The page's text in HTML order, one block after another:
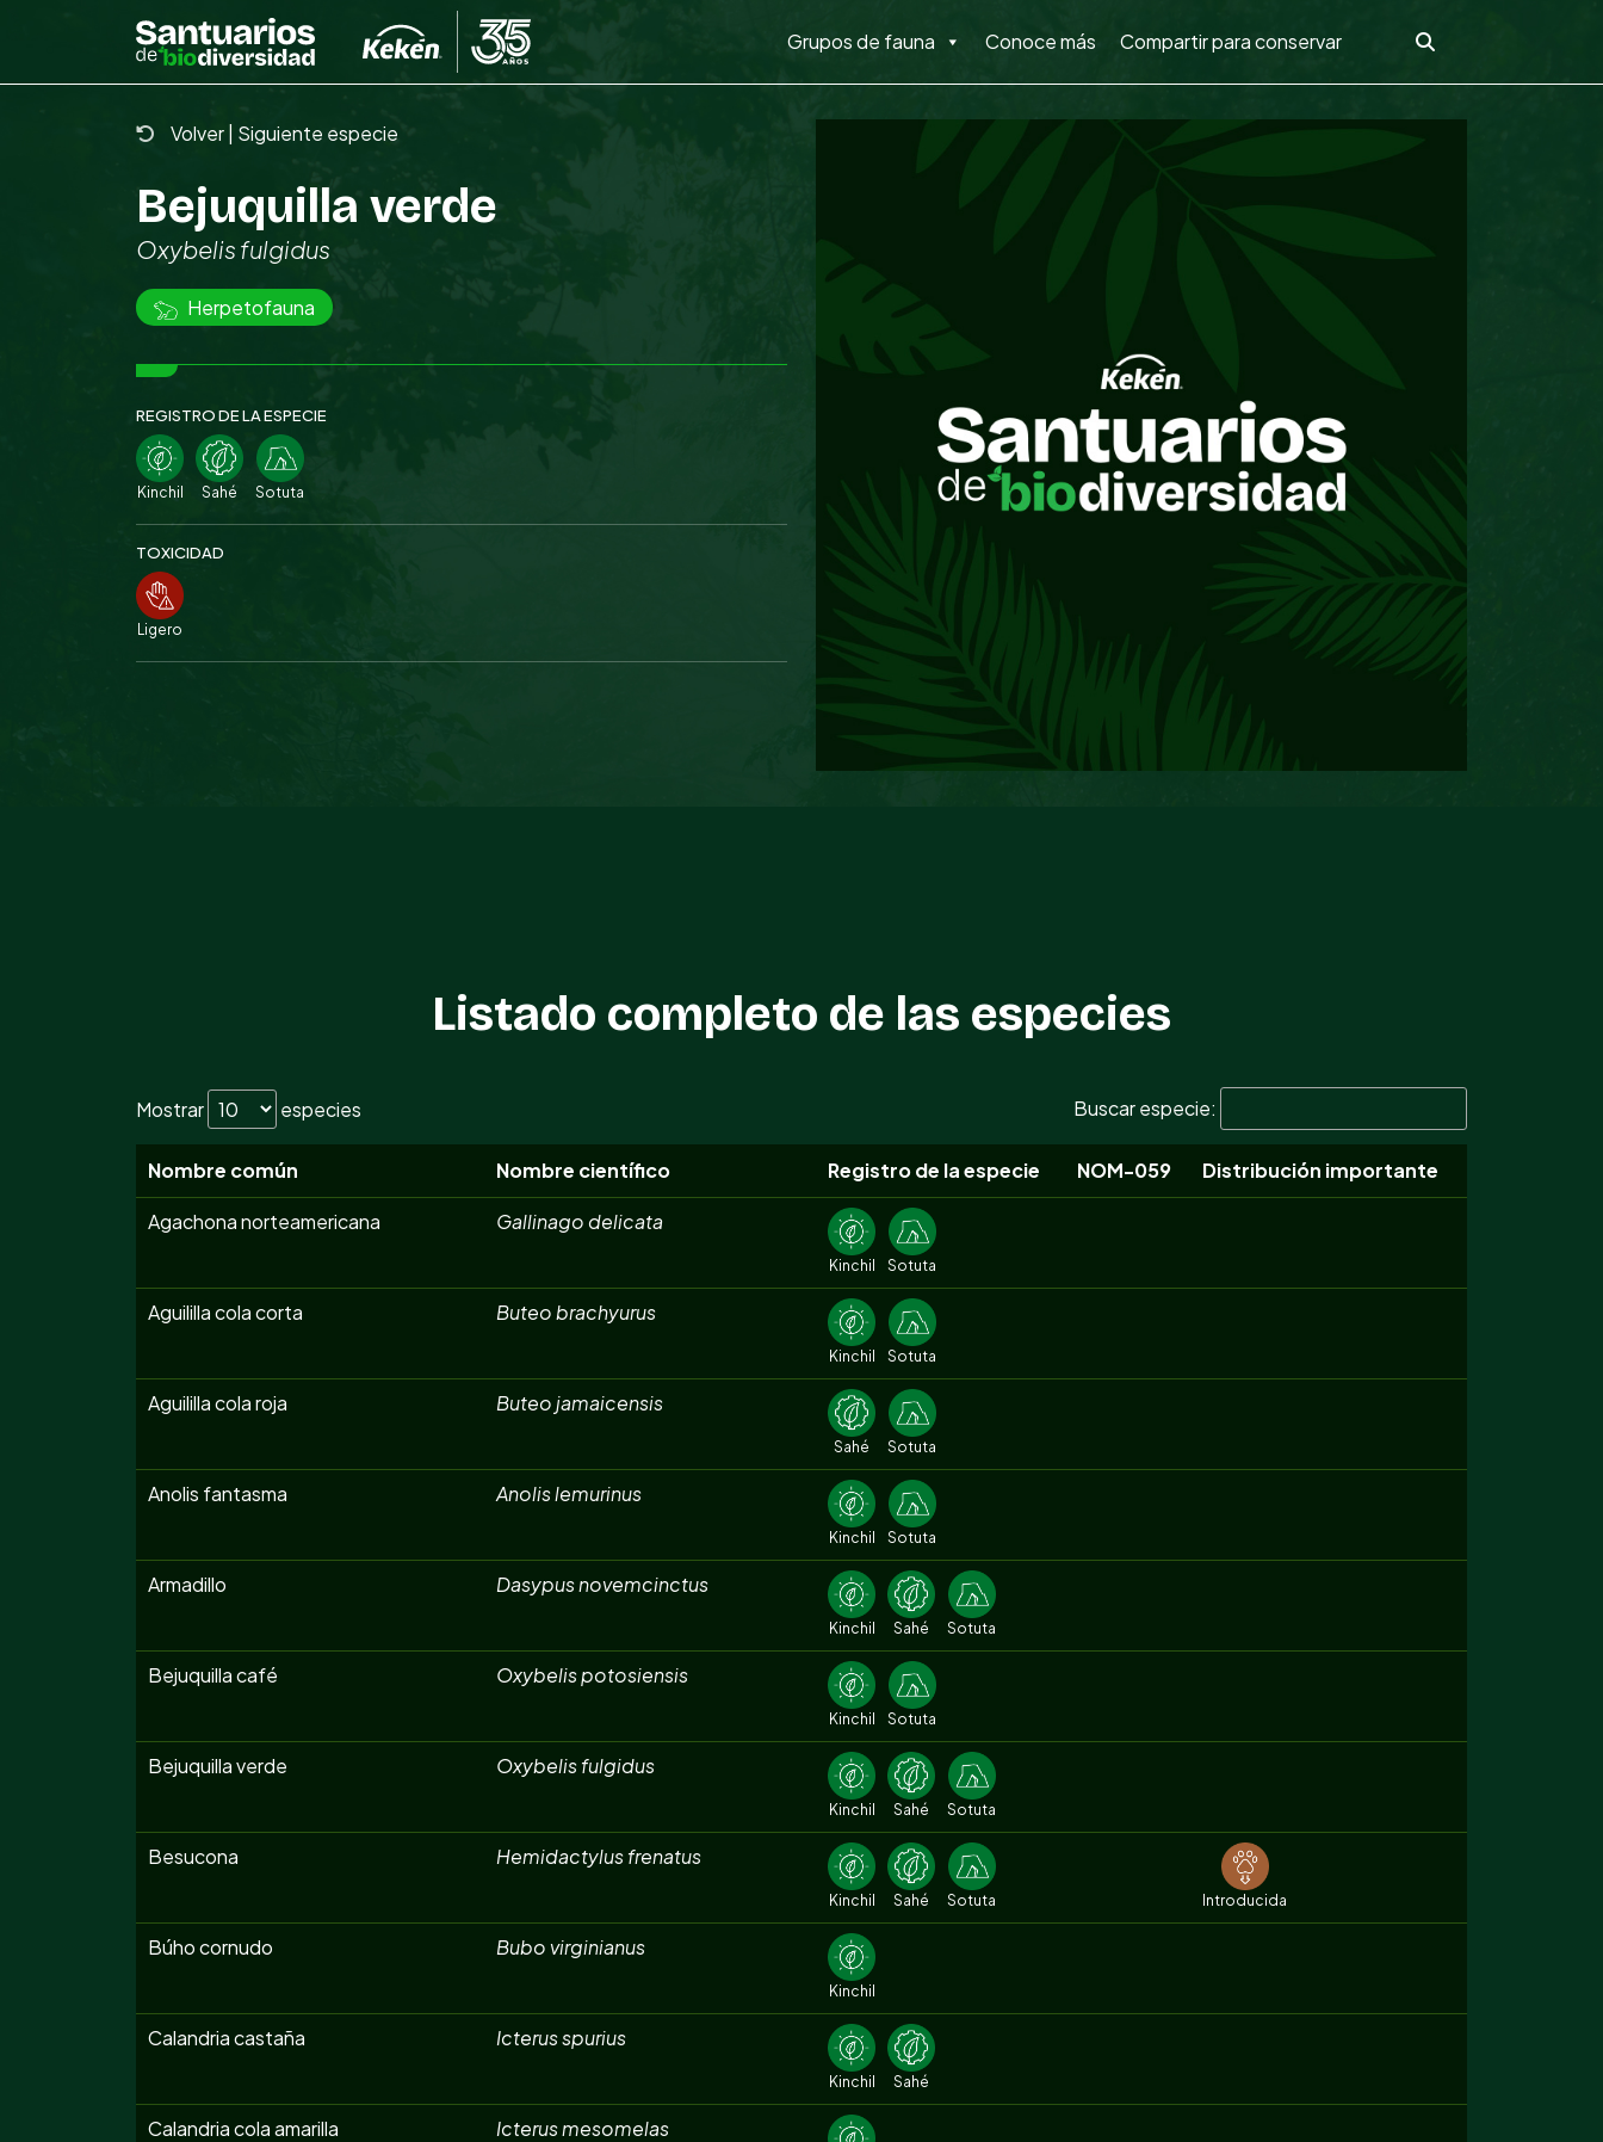
Grupos de fauna Conoce más Compartir para conservar
Volver Siguiente especie
Bejuquilla verde
Oxybelis fulgidus
Herpetofauna
REGISTRO DE LA ESPECIE
Kinchil Sahé Sotuta
TOXICIDAD
Ligero
Listado completo de las especies
Mostrar especies Buscar especie:
Nombre común Nombre científico Registro de la especie NOM-059 Distribución importante
Agachona norteamericana Gallinago delicata
Kinchil Sotuta
Aguililla cola corta Buteo brachyurus
Kinchil Sotuta
Aguililla cola roja Buteo jamaicensis
Sahé Sotuta
Anolis fantasma Anolis lemurinus
Kinchil Sotuta
Armadillo Dasypus novemcinctus
Kinchil Sahé Sotuta
Bejuquilla café Oxybelis potosiensis
Kinchil Sotuta
Bejuquilla verde Oxybelis fulgidus
Kinchil Sahé Sotuta
Besucona Hemidactylus frenatus
Kinchil Sahé Sotuta Introducida
Búho cornudo Bubo virginianus
Kinchil
Calandria castaña Icterus spurius
Kinchil Sahé
Calandria cola amarilla Icterus mesomelas